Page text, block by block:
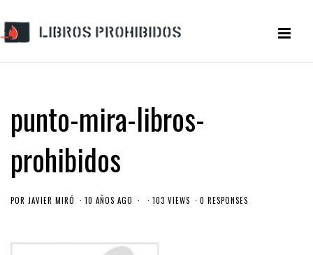
punto-mira-libros-
prohibidos
POR JAVIER MIRÓ 10 AÑOS AGO 103 VIEWS 0 RESPONSES